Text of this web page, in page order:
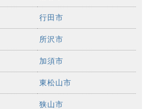
行田市
所沢市
加須市
東松山市
狭山市